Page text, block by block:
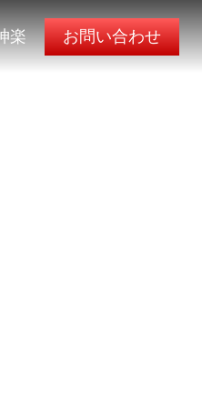
楽 お問い合わせ